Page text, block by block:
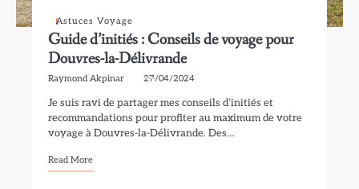
Astuces Voyage
Guide d’initiés : Conseils de voyage pour
Douvres-la-Délivrande
Raymond Akpinar 27/04/2024
Je suis ravi de partager mes conseils d’initiés et
recommandations pour profiter au maximum de votre
voyage à Douvres-la-Délivrande. Des…
Read More